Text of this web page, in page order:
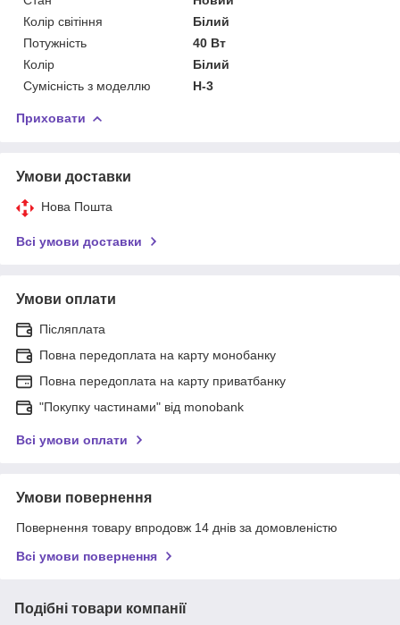
Колір світіння
Білий
Потужність
40 Вт
Колір
Білий
Сумісність з моделлю
H-3
Приховати
Умови доставки
Нова Пошта
Всі умови доставки
Умови оплати
Післяплата
Повна передоплата на карту монобанку
Повна передоплата на карту приватбанку
"Покупку частинами" від monobank
Всі умови оплати
Умови повернення
Повернення товару впродовж 14 днів за домовленістю
Всі умови повернення
Подібні товари компанії